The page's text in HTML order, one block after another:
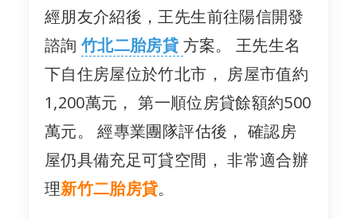
經朋友介紹後，王先生前往陽信開發
諮詢竹北二胎房貸 方案。 王先生名
下自住房屋位於竹北市， 房屋市值約
1,200萬元， 第一順位房貸餘額約500
萬元。 經專業團隊評估後， 確認房
屋仍具備充足可貸空間， 非常適合辦
理新竹二胎房貸。